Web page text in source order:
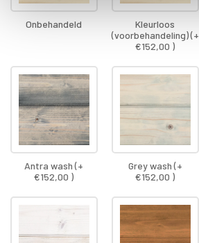
Onbehandeld
Kleurloos
(voorbehandeling) (+
€152,00 )
Antra wash (+
€152,00 )
Grey wash (+
€152,00 )